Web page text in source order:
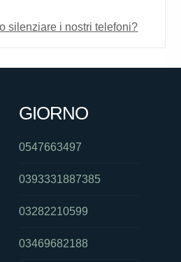
silenziare i nostri telefoni?
GIORNO
0547663497
0393331887385
03282210599
03469682188